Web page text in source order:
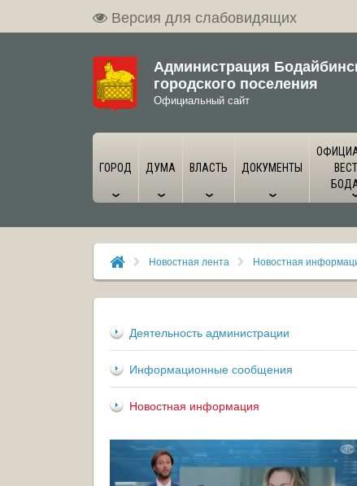
Версия для слабовидящих
Администрация
городского поселения
Официальный сайт
ГОРОД ДУМА ВЛАСТЬ ДОКУМЕНТЫ
Новостная лента Новостная
Деятельность администрации
Информационные сообщения
Новостная информация